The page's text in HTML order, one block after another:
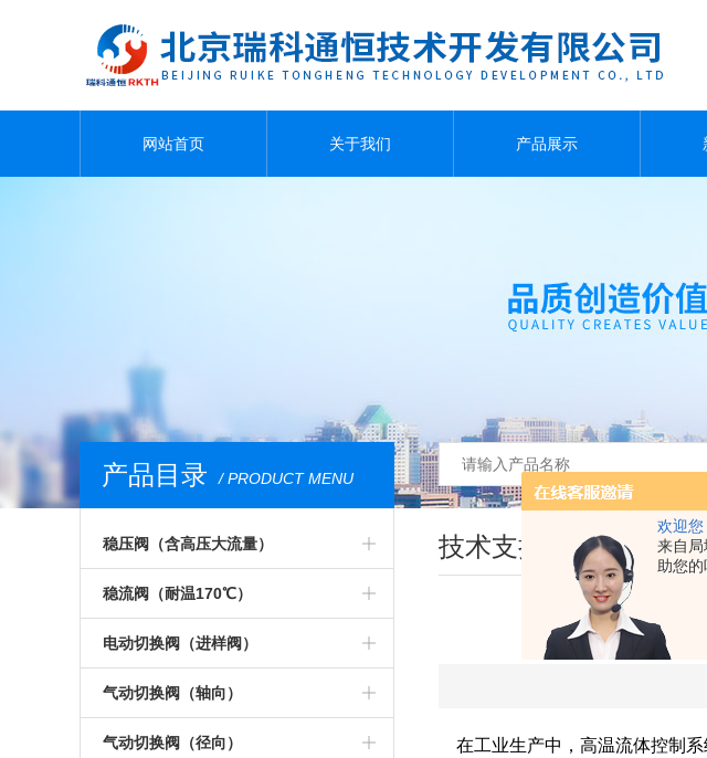
欢迎您
来自
助您的
网站首页 关于我们 产品展示
产品目录 / PRODUCT MENU
稳压阀（含高压大流量）
电子传感器稳压阀
小稳压阀（不锈钢低压）
小稳压阀（低压）
稳压阀（快拧接口）
稳流阀（耐温170℃）
稳流阀（带刻度盘）
稳流阀
不锈钢稳流阀
电动切换阀（进样阀）
电动加长三通切换阀
电动六通阀头
气动切换阀（轴向）
气动十通切换阀 斜出气口
气动切换阀（径向）
技术支持
耐高温
在工业生产中，高温流体控制系